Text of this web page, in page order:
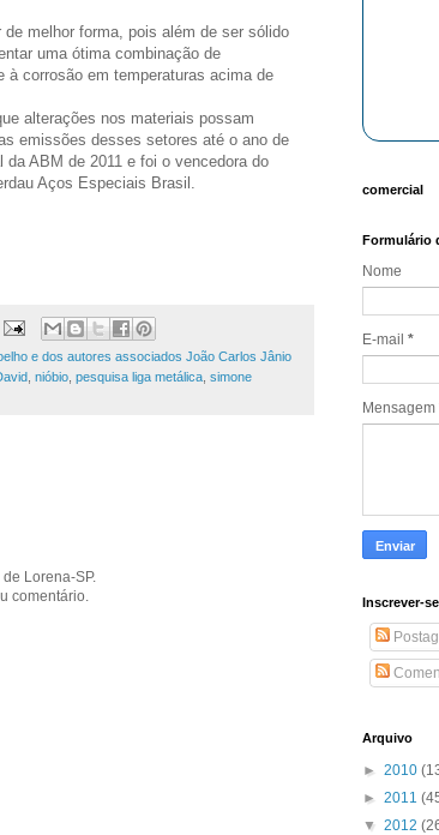
melhor forma, pois além de ser sólido
uma ótima combinação de
à corrosão em temperaturas acima de
alterações nos materiais possam
emissões desses setores até o ano de
da ABM de 2011 e foi o vencedora do
Aços Especiais Brasil.
e dos autores associados João Carlos Jânio
nióbio pesquisa liga metálica simone
Lorena-SP.
comentário.
comercial
Formulário
Nome
E-mail *
Mensagem
Inscrever-
Arquivo
► 2010
► 2011
▼ 2012